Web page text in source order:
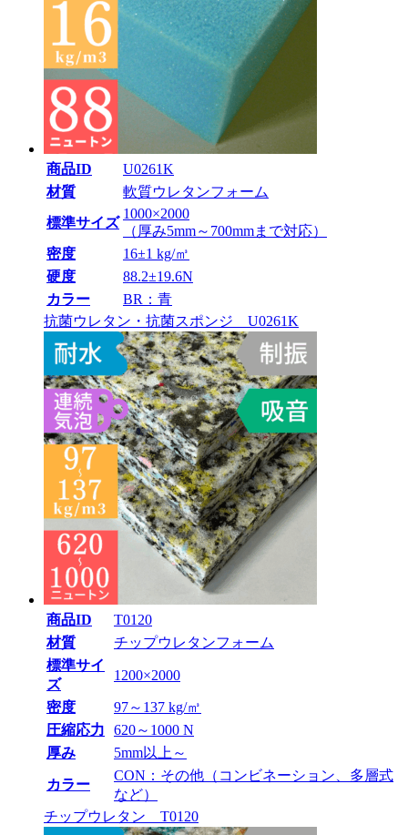
商品ID
U0261K
材質
軟質ウレタンフォーム
標準サイズ
1000×2000
（厚み5mm～700mmまで対応）
密度
16±1 kg/㎥
硬度
88.2±19.6N
カラー
BR：青
抗菌ウレタン・抗菌スポンジ U0261K
商品ID
T0120
材質
チップウレタンフォーム
標準サイ
ズ
1200×2000
密度
97～137 kg/㎥
圧縮応力
620～1000 N
厚み
5mm以上～
カラー
CON：その他（コンビネーション、多層式
など）
チップウレタン T0120